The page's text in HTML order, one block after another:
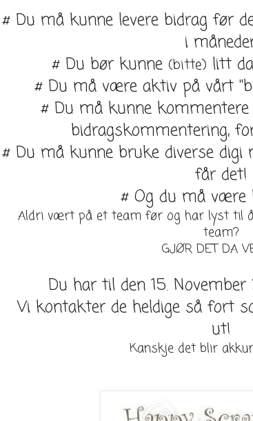
# Du må kunne levere bidrag før
i
# Du bør kunne (bitte) litt
# Du må være aktiv på vårt
# Du må kunne
bidragskommentering,
# Du må kunne bruke diverse
får det!
# Og du må være
Aldri vært på et team før og har lyst til
team?
GJØR DET DA
Du har til den 15. November
Vi kontakter de heldige så fort
ut!
Kanskje det blir